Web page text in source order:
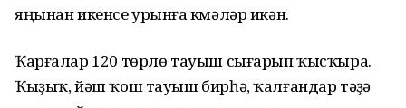
яңынан икенсе урынға күмәләр икән.
Ҡарғалар 120 төрлө тауыш сығарып ҡысҡыра.
Ҡыҙыҡ, йәш ҡош тауыш бирһә, ҡалғандар тәүҙә